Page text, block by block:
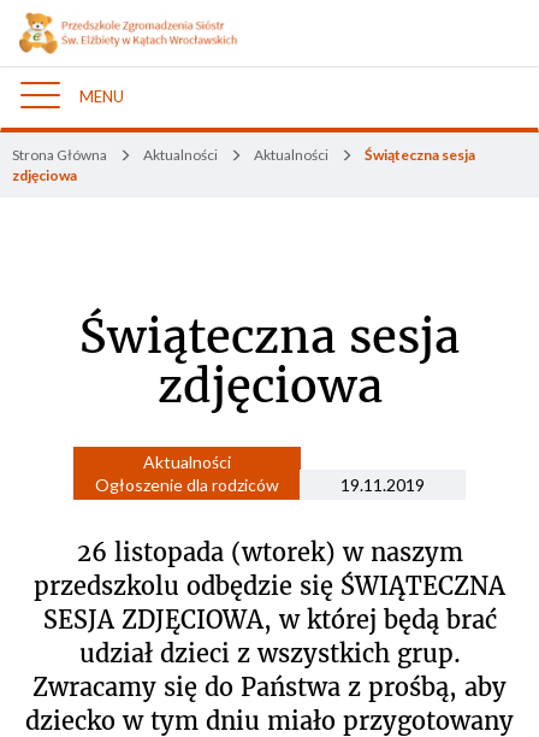
Nawigacja
MENU
Strona Główna Aktualności Aktualności
Świąteczna sesja
zdjęciowa
Świąteczna sesja
zdjęciowa
Aktualności
Ogłoszenie dla rodziców
19.11.2019
26 listopada (wtorek) w naszym
przedszkolu odbędzie się ŚWIĄTECZNA
SESJA ZDJĘCIOWA, w której będą brać
udział dzieci z wszystkich grup.
Zwracamy się do Państwa z prośbą, aby
dziecko w tym dniu miało przygotowany